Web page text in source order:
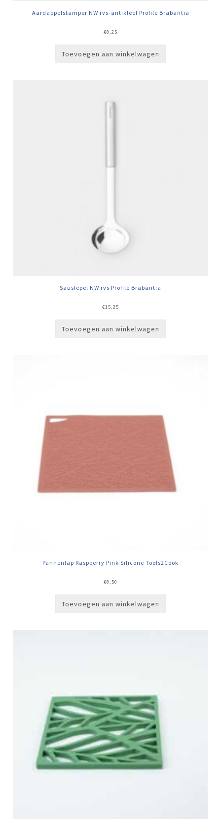
Aardappelstamper NW rvs-antikleef Profile Brabantia
€8,25
Toevoegen aan winkelwagen
Sauslepel NW rvs Profile Brabantia
€15,25
Toevoegen aan winkelwagen
Pannenlap Raspberry Pink Silicone Tools2Cook
€8,50
Toevoegen aan winkelwagen